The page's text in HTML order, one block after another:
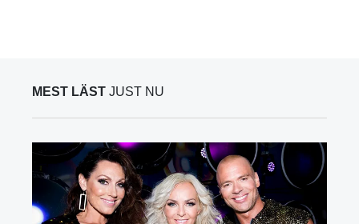
MEST LÄST JUST NU